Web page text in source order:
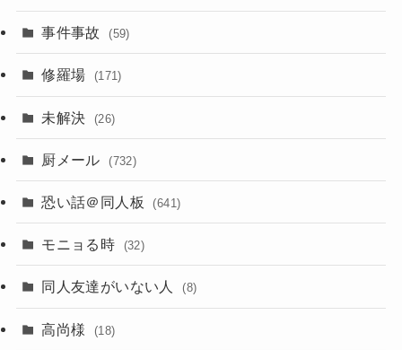
事件事故 (59)
修羅場 (171)
未解決 (26)
厨メール (732)
恐い話＠同人板 (641)
モニョる時 (32)
同人友達がいない人 (8)
高尚様 (18)